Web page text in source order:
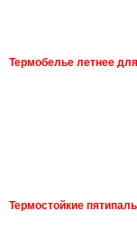
Термобелье летнее
Термостойкие